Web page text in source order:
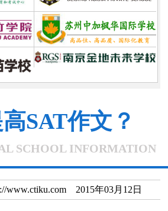
SAT作文？
SCHOOL INFORMATION
www.ctiku.com 2015年03月12日